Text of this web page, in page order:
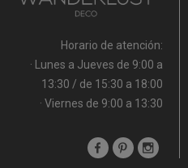
Horario de atención:
· Lunes a Jueves de 9:00 a
13:30 / de 15:30 a 18:00
· Viernes de 9:00 a 13:30